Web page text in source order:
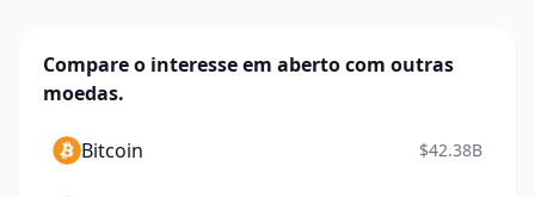
Compare o interesse em aberto com outras
moedas.
Bitcoin $42.38B